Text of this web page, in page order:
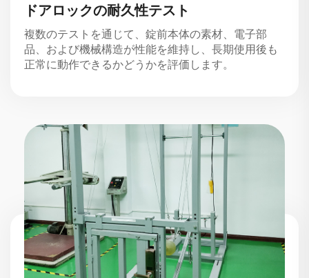
ドアロックの耐久性テスト
複数のテストを通じて、錠前本体の素材、電子部
品、および機械構造が性能を維持し、長期使用後も
正常に動作できるかどうかを評価します。